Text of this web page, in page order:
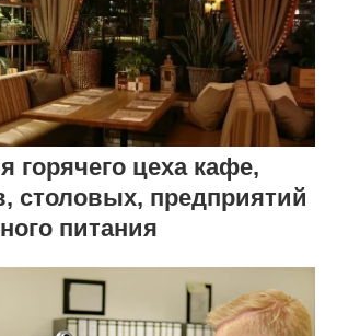
горячего цеха кафе,
столовых, предприятий
питания